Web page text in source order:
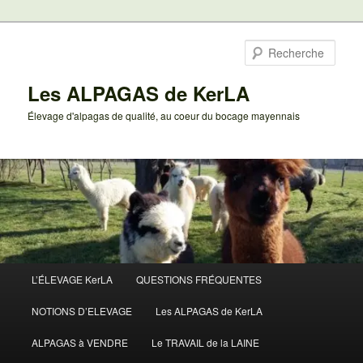
Les ALPAGAS de KerLA
Élevage d'alpagas de qualité, au coeur du bocage mayennais
principal
L’ÉLEVAGE KerLA QUESTIONS FRÉQUENTES
NOTIONS D’ELEVAGE Les ALPAGAS de KerLA
ALPAGAS à VENDRE Le TRAVAIL de la LAINE